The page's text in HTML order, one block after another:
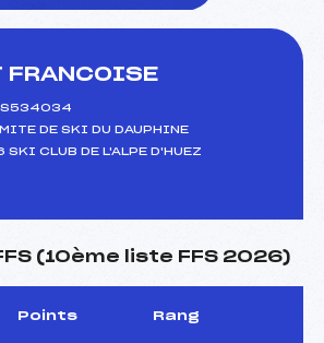
FRANCOISE
DE SKI DU DAUPHINE
CLUB DE L'ALPE D'HUEZ
(10ème liste FFS 2026)
Points Rang